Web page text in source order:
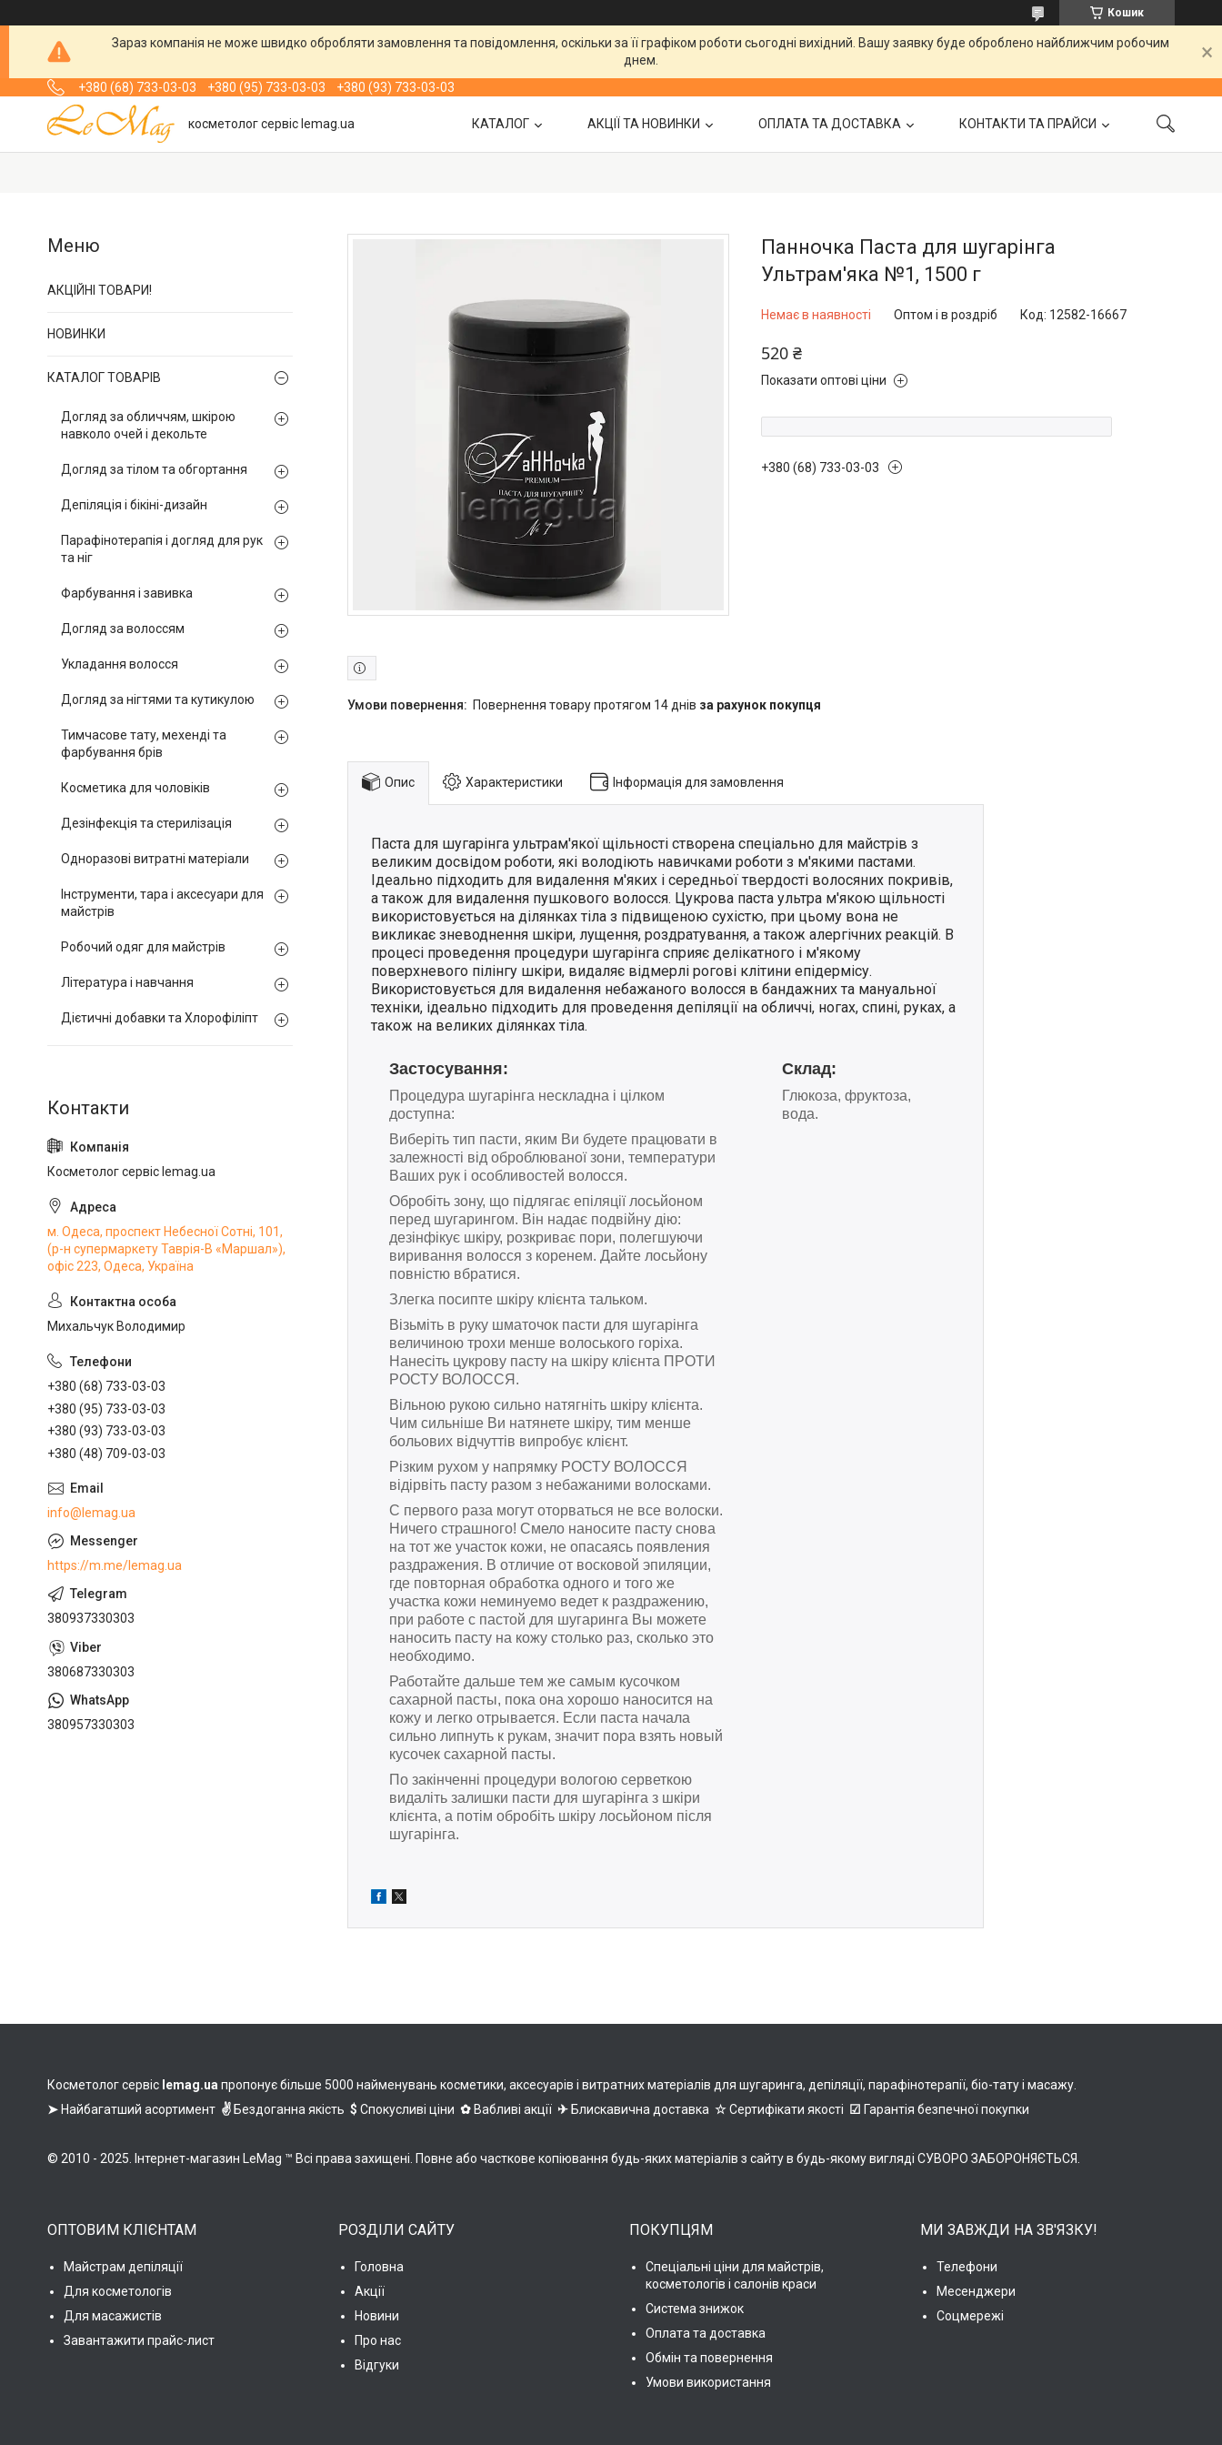
Кошик
Зараз компанія не може швидко обробляти замовлення та повідомлення, оскільки за її графіком роботи сьогодні вихідний. Вашу заявку буде оброблено найближчим робочим
днем.
+380 (68) 733-03-03
+380 (95) 733-03-03 +380 (93) 733-03-03
косметолог сервіс lemag.ua КАТАЛОГ АКЦІЇ ТА НОВИНКИ ОПЛАТА ТА ДОСТАВКА КОНТАКТИ ТА ПРАЙСИ
Панночка Паста для шугарінга
Ультрам'яка №1, 1500 г
Немає в наявності Оптом і в роздріб Код: 12582-16667
520 ₴
Показати оптові ціни
+380 (68) 733-03-03
повернення товару протягом 14 днів за рахунок покупця
Опис Характеристики Інформація для замовлення
Паста для шугарінга ультрам'якої щільності створена спеціально для майстрів з
великим досвідом роботи, які володіють навичками роботи з м'якими пастами.
Ідеально підходить для видалення м'яких і середньої твердості волосяних покривів,
а також для видалення пушкового волосся. Цукрова паста ультра м'якою щільності
використовується на ділянках тіла з підвищеною сухістю, при цьому вона не
викликає зневоднення шкіри, лущення, роздратування, а також алергічних реакцій. В
процесі проведення процедури шугарінга сприяє делікатного і м'якому
поверхневого пілінгу шкіри, видаляє відмерлі рогові клітини епідермісу.
Використовується для видалення небажаного волосся в бандажних та мануальної
техніки, ідеально підходить для проведення депіляції на обличчі, ногах, спині, руках, а
також на великих ділянках тіла.
Застосування:
Процедура шугарінга нескладна і цілком
доступна:
Виберіть тип пасти, яким Ви будете працювати в
залежності від оброблюваної зони, температури
Ваших рук і особливостей волосся.
Обробіть зону, що підлягає епіляції лосьйоном
перед шугарингом. Він надає подвійну дію:
дезінфікує шкіру, розкриває пори, полегшуючи
виривання волосся з коренем. Дайте лосьйону
повністю вбратися.
Злегка посипте шкіру клієнта тальком.
Візьміть в руку шматочок пасти для шугарінга
величиною трохи менше волоського горіха.
Нанесіть цукрову пасту на шкіру клієнта ПРОТИ
РОСТУ ВОЛОССЯ.
Вільною рукою сильно натягніть шкіру клієнта.
Чим сильніше Ви натянете шкіру, тим менше
больових відчуттів випробує клієнт.
Різким рухом у напрямку РОСТУ ВОЛОССЯ
відірвіть пасту разом з небажаними волосками.
С первого раза могут оторваться не все волоски.
Ничего страшного! Смело наносите пасту снова
на тот же участок кожи, не опасаясь появления
раздражения. В отличие от восковой эпиляции,
где повторная обработка одного и того же
участка кожи неминуемо ведет к раздражению,
при работе с пастой для шугаринга Вы можете
наносить пасту на кожу столько раз, сколько это
необходимо.
Работайте дальше тем же самым кусочком
сахарной пасты, пока она хорошо наносится на
кожу и легко отрывается. Если паста начала
сильно липнуть к рукам, значит пора взять новый
кусочек сахарной пасты.
По закінченні процедури вологою серветкою
видаліть залишки пасти для шугарінга з шкіри
клієнта, а потім обробіть шкіру лосьйоном після
шугарінга.
Склад:
Глюкоза, фруктоза,
вода.
АКЦІЙНІ ТОВАРИ!
НОВИНКИ
КАТАЛОГ ТОВАРІВ
Догляд за обличчям, шкірою
навколо очей і декольте
Догляд за тілом та обгортання
Депіляція і бікіні-дизайн
Парафінотерапія і догляд для рук
та ніг
Фарбування і завивка
Догляд за волоссям
Укладання волосся
Догляд за нігтями та кутикулою
Тимчасове тату, мехенді та
фарбування брів
Косметика для чоловіків
Дезінфекція та стерилізація
Одноразові витратні матеріали
Інструменти, тара і аксесуари для
майстрів
Робочий одяг для майстрів
Література і навчання
Дієтичні добавки та Хлорофіліпт
Косметолог сервіс lemag.ua
м. Одеса, проспект Небесної Сотні, 101,
(р-н супермаркету Таврія-В «Маршал»),
офіс 223, Одеса, Україна
Михальчук Володимир
+380 (68) 733-03-03
+380 (95) 733-03-03
+380 (93) 733-03-03
+380 (48) 709-03-03
info@lemag.ua
https://m.me/lemag.ua
380937330303
380687330303
380957330303
Косметолог сервіс lemag.ua пропонує більше 5000 найменувань косметики, аксесуарів і витратних матеріалів для шугаринга, депіляції, парафінотерапії, біо-тату і масажу.
➤ Найбагатший асортимент ✌ Бездоганна якість $ Спокусливі ціни ✿ Вабливі акції ✈ Блискавична доставка ☆Сертифікати якості ☑ Гарантія безпечної покупки
© 2010 - 2025. Інтернет-магазин LeMag ™ Всі права захищені. Повне або часткове копіювання будь-яких матеріалів з сайту в будь-якому вигляді СУВОРО ЗАБОРОНЯЄТЬСЯ.
ОПТОВИМ КЛІЄНТАМ
Майстрам депіляції
Для косметологів
Для масажистів
Завантажити прайс-лист
РОЗДІЛИ САЙТУ
Головна
Акції
Новини
Про нас
Відгуки
ПОКУПЦЯМ
Спеціальні ціни для майстрів,
косметологів і салонів краси
Система знижок
Оплата та доставка
Обмін та повернення
Умови використання
МИ ЗАВЖДИ НА ЗВ'ЯЗКУ!
Телефони
Месенджери
Соцмережі